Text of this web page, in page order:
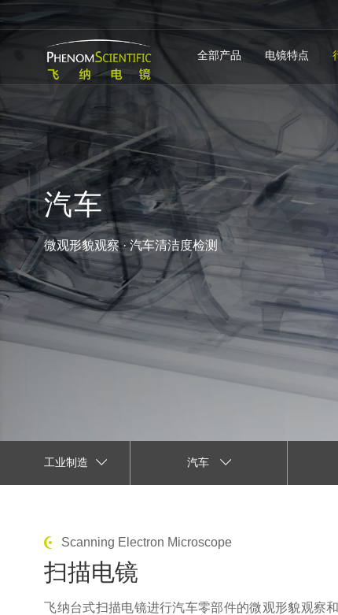
全部产品 电镜特点
汽车
微观形貌观察 · 汽车清洁度检测
工业制造 汽车
Scanning Electron Microscope
扫描电镜
飞纳台式扫描电镜进行汽车零部件的微观形貌观察